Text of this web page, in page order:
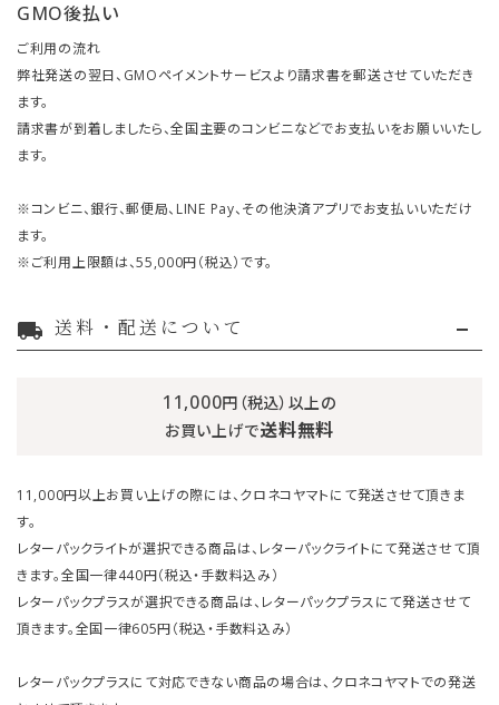
GMO後払い
ご利用の流れ
弊社発送の翌日、GMOペイメントサービスより請求書を郵送させていただき
ます。
請求書が到着しましたら、全国主要のコンビニなどでお支払いをお願いいたし
ます。
※コンビニ、銀行、郵便局、LINE Pay、その他決済アプリでお支払いいただけ
ます。
※ご利用上限額は、55,000円（税込）です。
local_shipping 送料・配送について
11,000円（税込）以上の
お買い上げで送料無料
11,000円以上お買い上げの際には、クロネコヤマトにて発送させて頂きま
す。
レターパックライトが選択できる商品は、レターパックライトにて発送させて頂
きます。全国一律440円（税込・手数料込み）
レターパックプラスが選択できる商品は、レターパックプラスにて発送させて
頂きます。全国一律605円（税込・手数料込み）
レターパックプラスにて対応できない商品の場合は、クロネコヤマトでの発送